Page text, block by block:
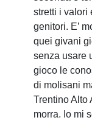
stretti i valori
genitori. E’
quei givani
senza usare
gioco le
di molisani
Trentino Alto
morra. Io mi